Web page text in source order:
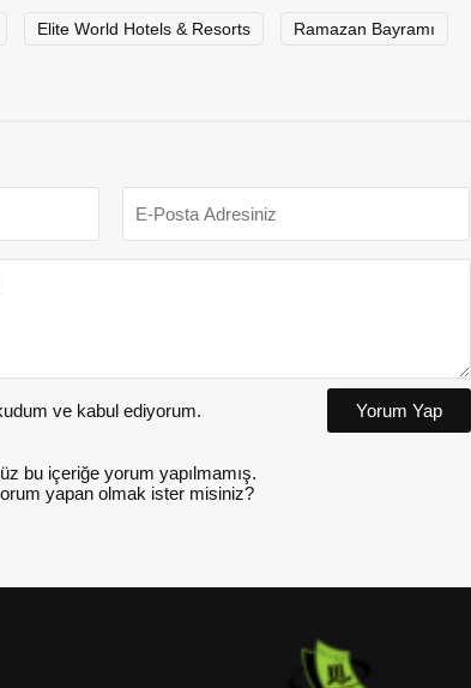
Elite World Hotels & Resorts Ramazan Bayramı
ve kabul ediyorum. Yorum Yap
bu içeriğe yorum yapılmamış.
yapan olmak ister misiniz?